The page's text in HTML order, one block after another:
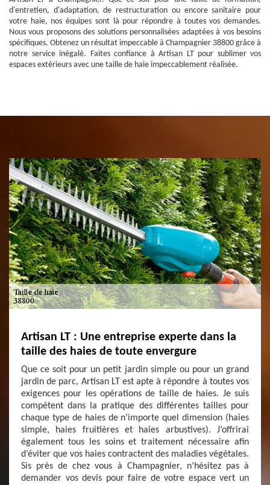
d'entretien, d'adaptation, de restructuration ou encore sanitaire pour
votre haie, nos équipes sont là pour répondre à toutes vos demandes.
Nous vous proposons des solutions personnalisées adaptées à vos besoins
spécifiques. Obtenez un résultat impeccable à Champagnier 38800 grâce à
notre service inégalé. Faites confiance à Artisan LT pour sublimer vos
espaces extérieurs avec une taille de haie impeccablement réalisée.
Artisan LT : Une entreprise experte dans la
taille des haies de toute envergure
Que ce soit pour un petit jardin simple ou pour un grand
jardin de parc, Artisan LT est apte à répondre à toutes vos
exigences pour les opérations de taille de haies. Je suis
compétent dans la pratique des différentes tailles pour
chaque type de haies de n’importe quel dimension (haies
simple, haies fruitières et haies arbustives). J’offrirai
également tous les soins et traitement nécessaire afin
d’éviter que vos haies contractent des maladies végétales.
Sis près de chez vous à Champagnier, n’hésitez pas à
demander vos devis pour faire de votre espace vert un